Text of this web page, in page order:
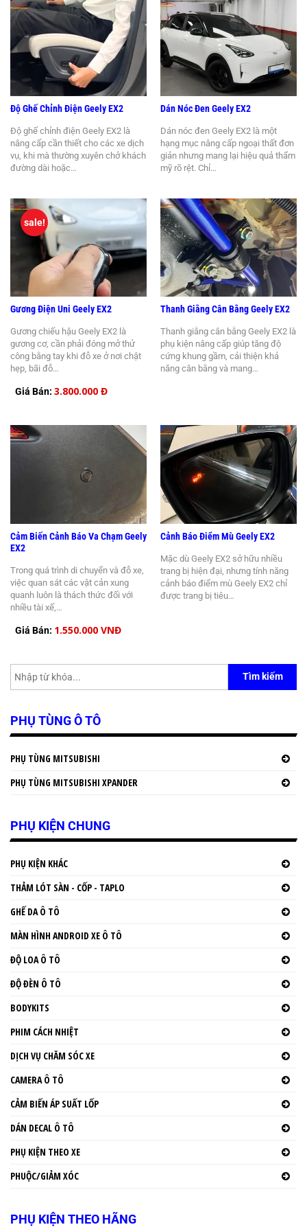
Độ Ghế Chỉnh Điện Geely EX2
Độ ghế chỉnh điện Geely EX2 là
nâng cấp cần thiết cho các xe dịch
vụ, khi mà thường xuyên chở khách
đường dài hoặc…
Dán Nóc Đen Geely EX2
Dán nóc đen Geely EX2 là một
hạng mục nâng cấp ngoại thất đơn
giản nhưng mang lại hiệu quả thẩm
mỹ rõ rệt. Chỉ…
Gương Điện Uni Geely EX2
Gương chiếu hậu Geely EX2 là
gương cơ, cần phải đóng mở thử
công bằng tay khi đỗ xe ở nơi chật
hẹp, bãi đỗ…
Giá Bán: 3.800.000 Đ
sale!
Thanh Giằng Cân Bằng Geely EX2
Thanh giằng cân bằng Geely EX2 là
phụ kiện nâng cấp giúp tăng độ
cứng khung gầm, cải thiện khả
năng cân bằng và mang…
Cảm Biến Cảnh Báo Va Chạm Geely
EX2
Trong quá trình di chuyển và đỗ xe,
việc quan sát các vật cản xung
quanh luôn là thách thức đối với
nhiều tài xế,…
Giá Bán: 1.550.000 VNĐ
Cảnh Báo Điểm Mù Geely EX2
Mặc dù Geely EX2 sở hữu nhiều
trang bị hiện đại, nhưng tính năng
cảnh báo điểm mù Geely EX2 chỉ
được trang bị tiêu…
Tìm kiếm
PHỤ TÙNG Ô TÔ
PHỤ TÙNG MITSUBISHI
PHỤ TÙNG MITSUBISHI XPANDER
PHỤ KIỆN CHUNG
PHỤ KIỆN KHÁC
THẢM LÓT SÀN - CỐP - TAPLO
GHẾ DA Ô TÔ
MÀN HÌNH ANDROID XE Ô TÔ
ĐỘ LOA Ô TÔ
ĐỘ ĐÈN Ô TÔ
BODYKITS
PHIM CÁCH NHIỆT
DỊCH VỤ CHĂM SÓC XE
CAMERA Ô TÔ
CẢM BIẾN ÁP SUẤT LỐP
DÁN DECAL Ô TÔ
PHỤ KIỆN THEO XE
PHUỘC/GIẢM XÓC
PHỤ KIỆN THEO HÃNG